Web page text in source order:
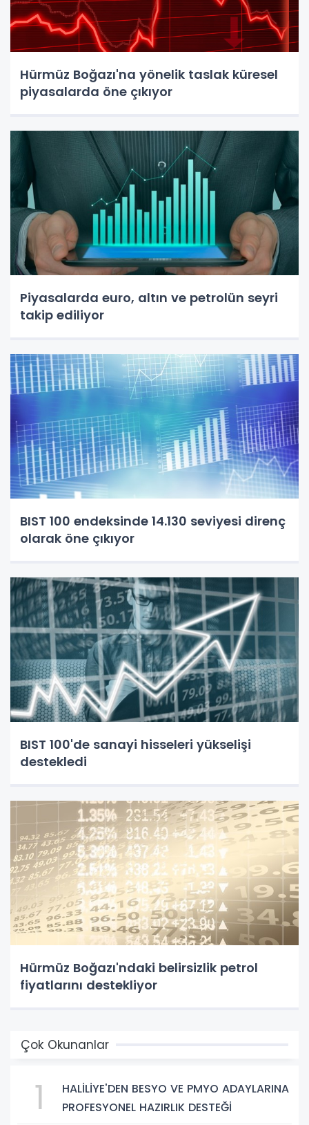
Hürmüz Boğazı'na yönelik taslak küresel
piyasalarda öne çıkıyor
Piyasalarda euro, altın ve petrolün seyri
takip ediliyor
BIST 100 endeksinde 14.130 seviyesi direnç
olarak öne çıkıyor
BIST 100'de sanayi hisseleri yükselişi
destekledi
Hürmüz Boğazı'ndaki belirsizlik petrol
fiyatlarını destekliyor
Çok Okunanlar
1
HALİLİYE'DEN BESYO VE PMYO ADAYLARINA
PROFESYONEL HAZIRLIK DESTEĞİ